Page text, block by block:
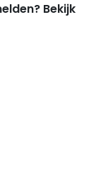
Bekijk